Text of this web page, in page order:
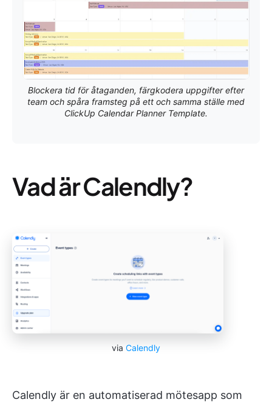
Blockera tid för åtaganden, färgkodera uppgifter efter
team och spåra framsteg på ett och samma ställe med
ClickUp Calendar Planner Template.
Vad är Calendly?
via Calendly
Calendly är en automatiserad mötesapp som